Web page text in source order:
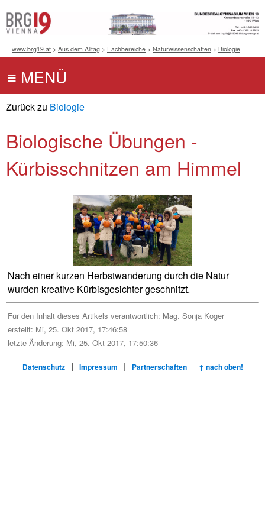
www.brg19.at > Aus dem Alltag > Fachbereiche > Naturwissenschaften > Biologie
Zurück zu Biologie
Biologische Übungen -
Kürbisschnitzen am Himmel
Nach einer kurzen Herbstwanderung durch die Natur
wurden kreative Kürbisgesichter geschnitzt.
Für den Inhalt dieses Artikels verantwortlich: Mag. Sonja Koger
erstellt: Mi, 25. Okt 2017, 17:46:58
letzte Änderung: Mi, 25. Okt 2017, 17:50:36
Datenschutz | Impressum | Partnerschaften ↑ nach oben!